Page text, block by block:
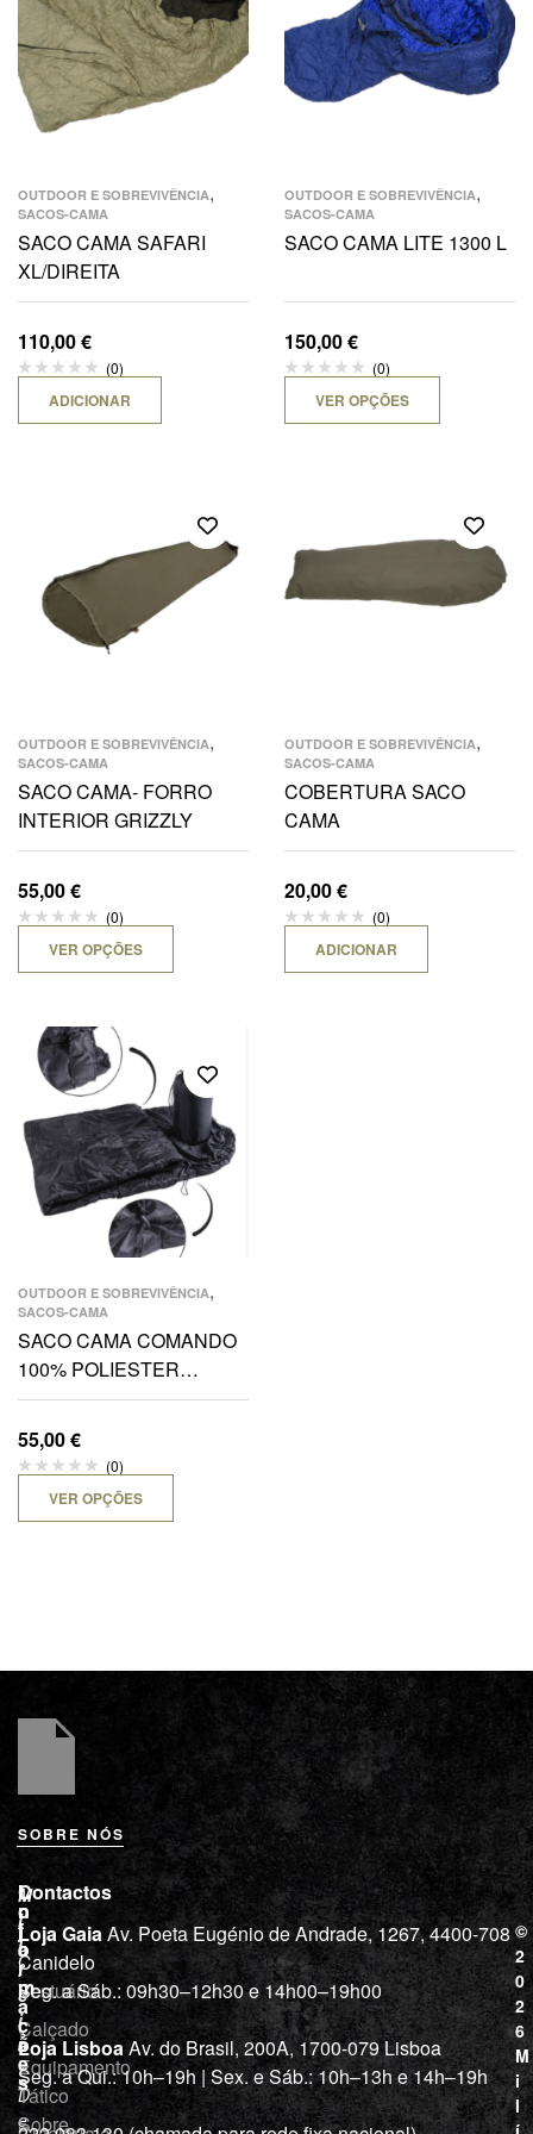
OUTDOOR E SOBREVIVÊNCIA,
SACOS-CAMA
SACO CAMA SAFARI
XL/DIREITA
110,00€
(0)
ADICIONAR
OUTDOOR E SOBREVIVÊNCIA,
SACOS-CAMA
SACO CAMA LITE 1300 L
150,00€
(0)
VER OPÇÕES
OUTDOOR E SOBREVIVÊNCIA,
SACOS-CAMA
SACO CAMA- FORRO
INTERIOR GRIZZLY
55,00€
(0)
VER OPÇÕES
OUTDOOR E SOBREVIVÊNCIA,
SACOS-CAMA
COBERTURA SACO
CAMA
20,00€
(0)
ADICIONAR
OUTDOOR E SOBREVIVÊNCIA,
SACOS-CAMA
SACO CAMA COMANDO
100% POLIESTER
225X80X55
55,00€
(0)
VER OPÇÕES
SOBRE NÓS
M
i
l
í
c
i
a
“
D
e
L
o
j
a
Vestuário
Calçado
Equipamento
Tático
I
n
f
o
r
m
a
ç
õ
e
s
Sobre
Contactos
Loja GaiaAv. Poeta Eugénio de Andrade, 1267, 4400-708
Canidelo
Seg. a Sáb.: 09h30–12h30 e 14h00–19h00
Loja LisboaAv. do Brasil, 200A, 1700-079 Lisboa
Seg. a Qui.: 10h–19h | Sex. e Sáb.: 10h–13h e 14h–19h
©
2
0
2
6
M
i
l